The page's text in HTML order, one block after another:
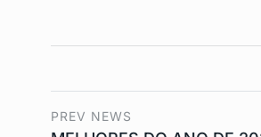
PREV NEWS